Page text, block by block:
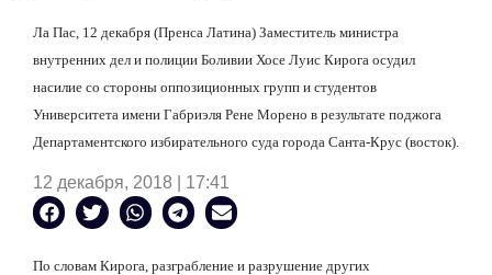
Ла Пас, 12 декабря (Пренса Латина) Заместитель министра
внутренних дел и полиции Боливии Хосе Луис Кирога осудил
насилие со стороны оппозиционных групп и студентов
Университета имени Габриэля Рене Морено в результате поджога
Департаментского избирательного суда города Санта-Крус (восток).
12 декабря, 2018 | 17:41
По словам Кирога, разграбление и разрушение других